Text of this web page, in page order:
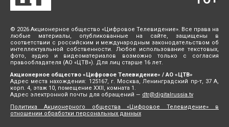
© 2026 Акционерное общество «Цифровое Телевидение». Все права на
любые материалы, опубликованные на сайте, защищены в
соответствии с российским и международным законодательством об
интеллектуальной собственности. Любое использование текстовых,
фото, аудио и видеоматериалов возможно только с согласия
правообладателя (АО «ЦТВ»). Для лиц старше 16 лет.
Акционерное общество «Цифровое Телевидение» / АО «ЦТВ»
Адрес места нахождения: 125167, г. Москва, Ленинградский пр-т, 37 А,
корп. 4, этаж 10, помещение XXII, комната 1.
Адрес электронной почты для обращений — dtr@digitalrussia.tv
Политика Акционерного общества «Цифровое Телевидение» в
отношении обработки персональных данных